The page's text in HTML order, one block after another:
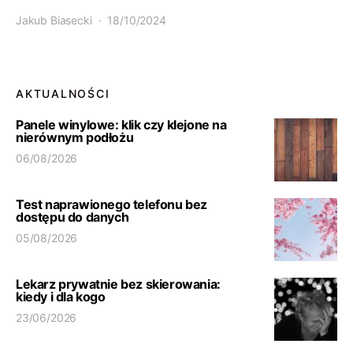
Jakub Biasecki 18/10/2024
AKTUALNOŚCI
Panele winylowe: klik czy klejone na
nierównym podłożu
06/08/2026
Test naprawionego telefonu bez
dostępu do danych
05/08/2026
Lekarz prywatnie bez skierowania:
kiedy i dla kogo
23/06/2026